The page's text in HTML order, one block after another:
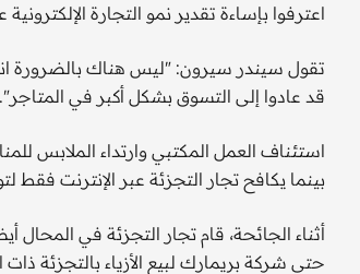
اعترفوا بإساءة تقدير نمو التجارة الإلكترونية
تقول سيندر سيرون: "ليس هناك بالضرورة
قد عادوا إلى التسوق بشكل أكبر في المتاجر".
استئناف العمل المكتبي وارتداء الملابس
بينما يكافح تجار التجزئة عبر الإنترنت فقط
أثناء الجائحة، قام تجار التجزئة في المحال
حتى شركة بريمارك لبيع الأزياء بالتجزئة ذات